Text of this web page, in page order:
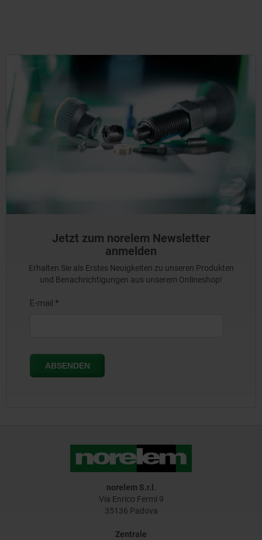
Jetzt zum norelem Newsletter
anmelden
Erhalten Sie als Erstes Neuigkeiten zu unseren Produkten
und Benachrichtigungen aus unserem Onlineshop!
norelem S.r.l.
Via Enrico Fermi 9
35136 Padova
Zentrale